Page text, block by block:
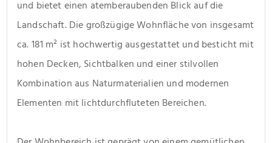
und bietet einen atemberaubenden Blick auf die
Landschaft. Die großzügige Wohnfläche von insgesamt
ca. 181 m² ist hochwertig ausgestattet und besticht mit
hohen Decken, Sichtbalken und einer stilvollen
Kombination aus Naturmaterialien und modernen
Elementen mit lichtdurchfluteten Bereichen.